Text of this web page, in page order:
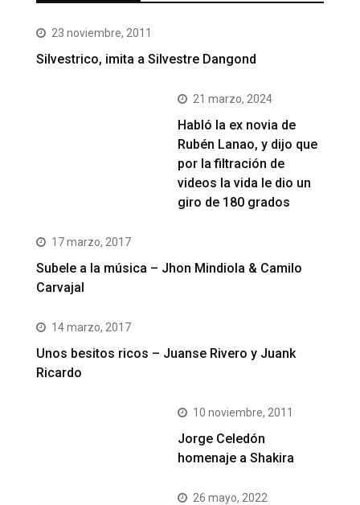
23 noviembre, 2011
Silvestrico, imita a Silvestre Dangond
21 marzo, 2024
Habló la ex novia de
Rubén Lanao, y dijo que
por la filtración de
videos la vida le dio un
giro de 180 grados
17 marzo, 2017
Subele a la música – Jhon Mindiola & Camilo
Carvajal
14 marzo, 2017
Unos besitos ricos – Juanse Rivero y Juank
Ricardo
10 noviembre, 2011
Jorge Celedón
homenaje a Shakira
26 mayo, 2022